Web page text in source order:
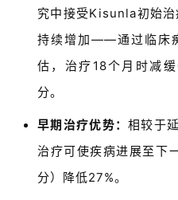
究中接受Kisunla初始
持续增加——通过临床
估，治疗18个月时减
分。
早期治疗优势：相较于
治疗可使疾病进展至下
分）降低27%。